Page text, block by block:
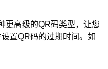
更高级的QR码类型，让您
置QR码的过期时间。如